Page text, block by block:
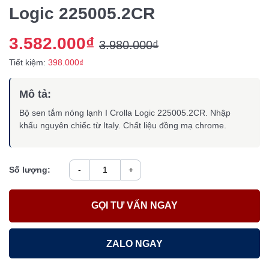
Logic 225005.2CR
3.582.000₫ 3.980.000₫
Tiết kiệm: 398.000₫
Mô tả:
Bộ sen tắm nóng lạnh I Crolla Logic 225005.2CR. Nhập
khẩu nguyên chiếc từ Italy. Chất liệu đồng mạ chrome.
Số lượng: - +
GỌI TƯ VẤN NGAY
ZALO NGAY